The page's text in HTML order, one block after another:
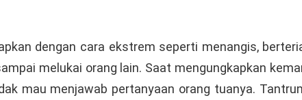
dengan cara ekstrem seperti menangis,
melukai orang lain. Saat mengungkapkan
mau menjawab pertanyaan orang tuanya.